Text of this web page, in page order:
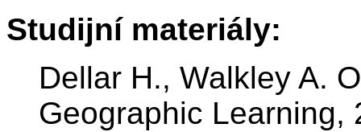
Studijní materiály:
Dellar H., Walkley A.
Geographic Learning,